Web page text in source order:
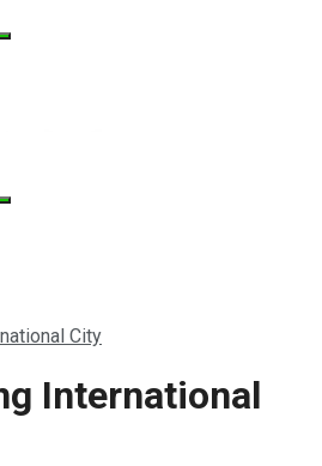
City
International